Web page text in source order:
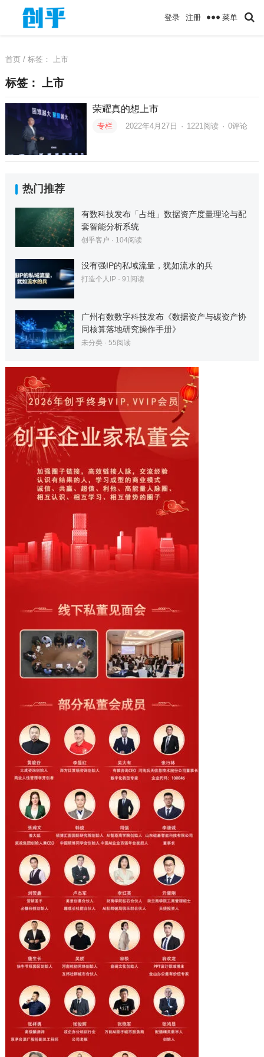
登录 注册 菜单
首页/ 标签： 上市
标签： 上市
荣耀真的想上市
专栏 2022年4月27日 · 1221 阅读 · 0评论
热门推荐
有数科技发布「占维」数据资产度量理论与配
套智能分析系统
创乎客户 · 104阅读
没有强IP的私域流量，犹如流水的兵
打造个人IP· 91阅读
广州有数数字科技发布《数据资产与碳资产协
同核算落地研究操作手册》
未分类· 55阅读